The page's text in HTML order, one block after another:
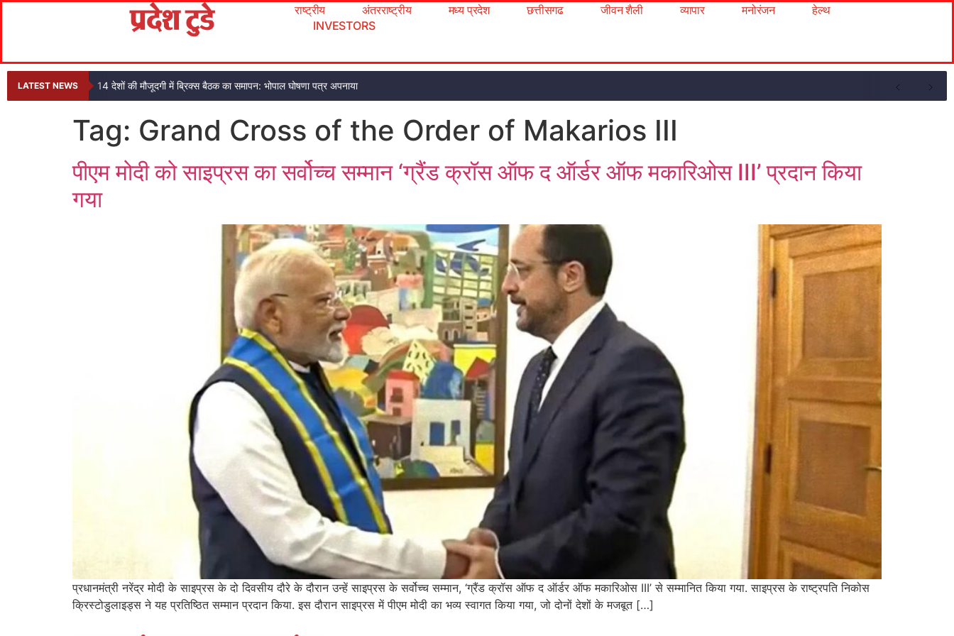
राष्ट्रीय अंतरराष्ट्रीय मध्य प्रदेश छत्तीसगढ जीवन शैली व्यापार मनोरंजन
हेल्थ
INVESTORS
LATEST NEWS 14 देशों की मौजूदगी में ब्रिक्स बैठक का समापन: भोपाल घोषणा पत्र अपनाया
Tag: Grand Cross of the Order of Makarios III
पीएम मोदी को साइप्रस का सर्वोच्च सम्मान ‘ग्रैंड क्रॉस ऑफ द ऑर्डर ऑफ मकारिओस III’ प्रदान किया
गया
प्रधानमंत्री नरेंद्र मोदी के साइप्रस के दो दिवसीय दौरे के दौरान उन्हें साइप्रस के सर्वोच्च सम्मान, ‘ग्रैंड क्रॉस ऑफ द ऑर्डर ऑफ मकारिओस III’ से सम्मानित किया गया. साइप्रस के राष्ट्रपति निकोस
क्रिस्टोडुलाइड्स ने यह प्रतिष्ठित सम्मान प्रदान किया. इस दौरान साइप्रस में पीएम मोदी का भव्य स्वागत किया गया, जो दोनों देशों के मजबूत […]